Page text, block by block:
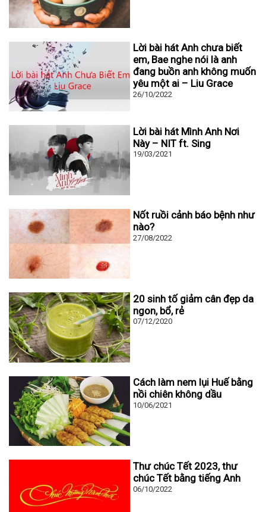
Lời bài hát Anh chưa biết
em, Bae nghe nói là anh
đang buồn anh không muốn
yêu một ai – Liu Grace
26/10/2022
Lời bài hát Mình Anh Nơi
Này – NIT ft. Sing
19/03/2021
Nốt ruồi cảnh báo bệnh như
nào?
27/08/2022
20 sinh tố giảm cân đẹp da
ngon, bổ, rẻ
07/12/2020
Cách làm nem lụi Huế bằng
nồi chiên không dầu
10/06/2021
Thư chúc Tết 2023, thư
chúc Tết bằng tiếng Anh
06/10/2022